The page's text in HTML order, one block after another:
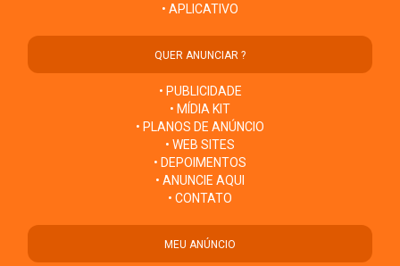
• APLICATIVO
QUER ANUNCIAR ?
• PUBLICIDADE
• MÍDIA KIT
• PLANOS DE ANÚNCIO
• WEB SITES
• DEPOIMENTOS
• ANUNCIE AQUI
• CONTATO
MEU ANÚNCIO